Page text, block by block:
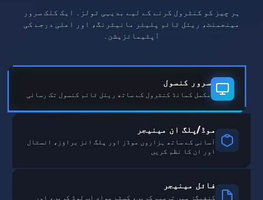
ہر چیز کو کنٹرول کرنے کے لیے بدیہی ٹولز۔ ایک کلک سرور
مینجمنٹ، ریئل ٹائم پلیئر مانیٹرنگ، اور اعلی درجے کی
آپٹیمائزیشن۔
سرور کنسول
مکمل کمانڈ کنٹرول کے ساتھ ریئل ٹائم کنسول تک رسائی
موڈ/پلگ ان مینیجر
آسانی کے ساتھ ہزاروں موڈز اور پلگ انز براؤز، انسٹال
اور ان کا نظم کریں
فائل مینیجر
کنفیگز میں ترمیم کریں، کسٹم مواد اپ لوڈ کریں، اور